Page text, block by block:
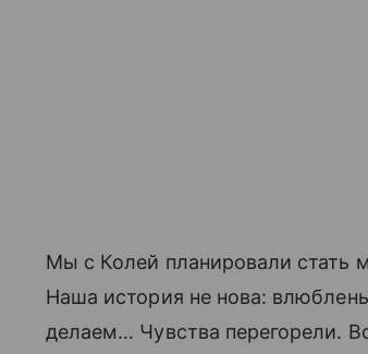
Мы с Колей планировали стать
Наша история не нова:
делаем… Чувства перегорели.